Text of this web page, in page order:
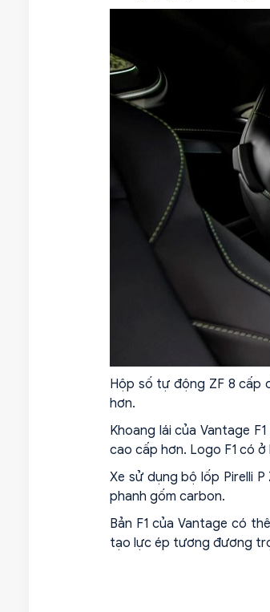
Hộp số tự động ZF 8 cấp
hơn.
Khoang lái của Vantage
cao cấp hơn. Logo F1 có
Xe sử dụng bộ lốp Pirelli
phanh gốm carbon.
Bản F1 của Vantage có
tạo lực ép tương đương